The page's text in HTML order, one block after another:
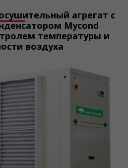
агрегат с
Mycond
температуры и
воздуха